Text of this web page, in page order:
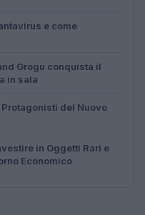
e come
Grogu conquista il
in sala
del Nuovo
in Oggetti Rari e
Economico